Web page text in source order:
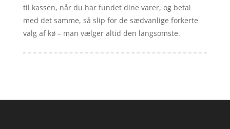
til kassen, når du har fundet dine varer, og betal
med det samme, så slip for de sædvanlige forkerte
valg af kø – man vælger altid den langsomste.